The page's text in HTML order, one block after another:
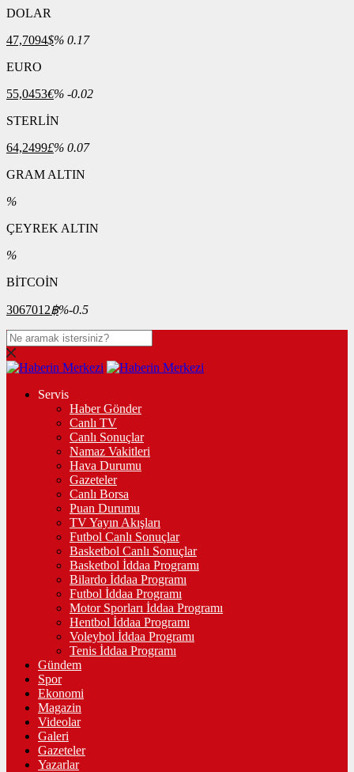
DOLAR
47,7094$% 0.17
EURO
55,0453€% -0.02
STERLİN
64,2499£% 0.07
GRAM ALTIN
%
ÇEYREK ALTIN
%
BİTCOİN
3067012฿%-0.5
Servis
Haber Gönder
Canlı TV
Canlı Sonuçlar
Namaz Vakitleri
Hava Durumu
Gazeteler
Canlı Borsa
Puan Durumu
TV Yayın Akışları
Futbol Canlı Sonuçlar
Basketbol Canlı Sonuçlar
Basketbol İddaa Programı
Bilardo İddaa Programı
Futbol İddaa Programı
Motor Sporları İddaa Programı
Hentbol İddaa Programı
Voleybol İddaa Programı
Tenis İddaa Programı
Gündem
Spor
Ekonomi
Magazin
Videolar
Galeri
Gazeteler
Yazarlar